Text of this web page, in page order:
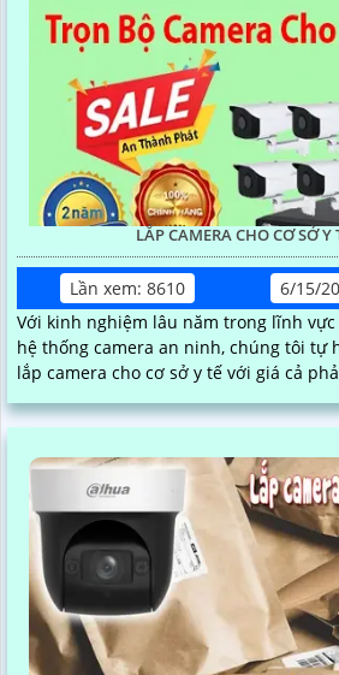
LẮP CAMERA CHO CƠ SỞ Y
Lần xem: 8610
6/15/
Với kinh nghiệm lâu năm trong lĩnh
hệ thống camera an ninh, chúng tôi tự